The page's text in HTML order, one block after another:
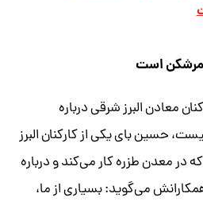
است
معادن البرز شرقی درباره
حسین بای یکی از کارکنان البرز
در معدن طزره کار می‌کند و درباره
می‌گوید: بسیاری از ما،